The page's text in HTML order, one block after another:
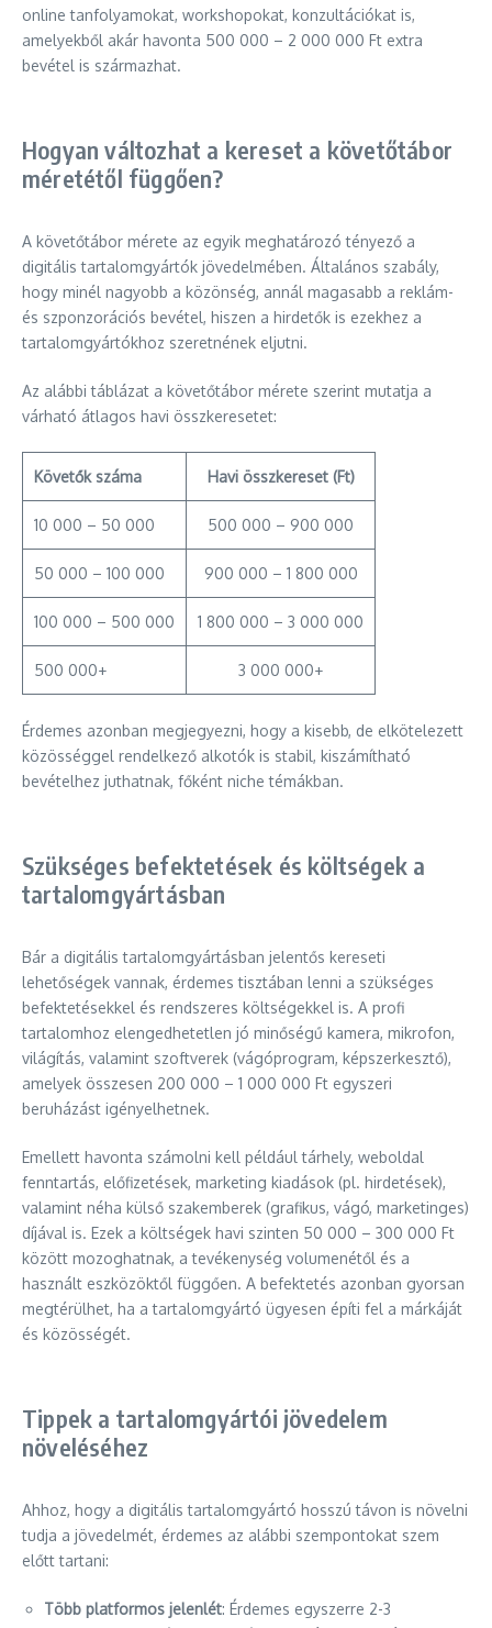
online tanfolyamokat, workshopokat, konzultációkat is,
amelyekből akár havonta 500 000 – 2 000 000 Ft extra
bevétel is származhat.
Hogyan változhat a kereset a követőtábor
méretétől függően?
A követőtábor mérete az egyik meghatározó tényező a
digitális tartalomgyártók jövedelmében. Általános szabály,
hogy minél nagyobb a közönség, annál magasabb a reklám-
és szponzorációs bevétel, hiszen a hirdetők is ezekhez a
tartalomgyártókhoz szeretnének eljutni.
Az alábbi táblázat a követőtábor mérete szerint mutatja a
várható átlagos havi összkeresetet:
Követők száma Havi összkereset (Ft)
10 000 – 50 000 500 000 – 900 000
50 000 – 100 000 900 000 – 1 800 000
100 000 – 500 000 1 800 000 – 3 000 000
500 000+ 3 000 000+
Érdemes azonban megjegyezni, hogy a kisebb, de elkötelezett
közösséggel rendelkező alkotók is stabil, kiszámítható
bevételhez juthatnak, főként niche témákban.
Szükséges befektetések és költségek a
tartalomgyártásban
Bár a digitális tartalomgyártásban jelentős kereseti
lehetőségek vannak, érdemes tisztában lenni a szükséges
befektetésekkel és rendszeres költségekkel is. A profi
tartalomhoz elengedhetetlen jó minőségű kamera, mikrofon,
világítás, valamint szoftverek (vágóprogram, képszerkesztő),
amelyek összesen 200 000 – 1 000 000 Ft egyszeri
beruházást igényelhetnek.
Emellett havonta számolni kell például tárhely, weboldal
fenntartás, előfizetések, marketing kiadások (pl. hirdetések),
valamint néha külső szakemberek (grafikus, vágó, marketinges)
díjával is. Ezek a költségek havi szinten 50 000 – 300 000 Ft
között mozoghatnak, a tevékenység volumenétől és a
használt eszközöktől függően. A befektetés azonban gyorsan
megtérülhet, ha a tartalomgyártó ügyesen építi fel a márkáját
és közösségét.
Tippek a tartalomgyártói jövedelem
növeléséhez
Ahhoz, hogy a digitális tartalomgyártó hosszú távon is növelni
tudja a jövedelmét, érdemes az alábbi szempontokat szem
előtt tartani:
Több platformos jelenlét: Érdemes egyszerre 2-3